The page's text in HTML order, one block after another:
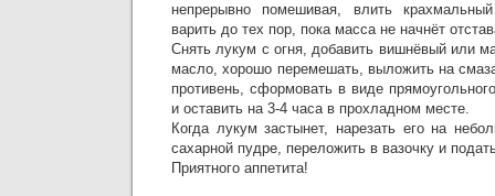
непрерывно помешивая, влить
варить до тех пор, пока масса не начнёт
Снять лукум с огня, добавить вишнёвый или
масло, хорошо перемешать, выложить на
противень, сформовать в виде
и оставить на 3-4 часа в прохладном месте.
Когда лукум застынет, нарезать его на
сахарной пудре, переложить в вазочку и
Приятного аппетита!